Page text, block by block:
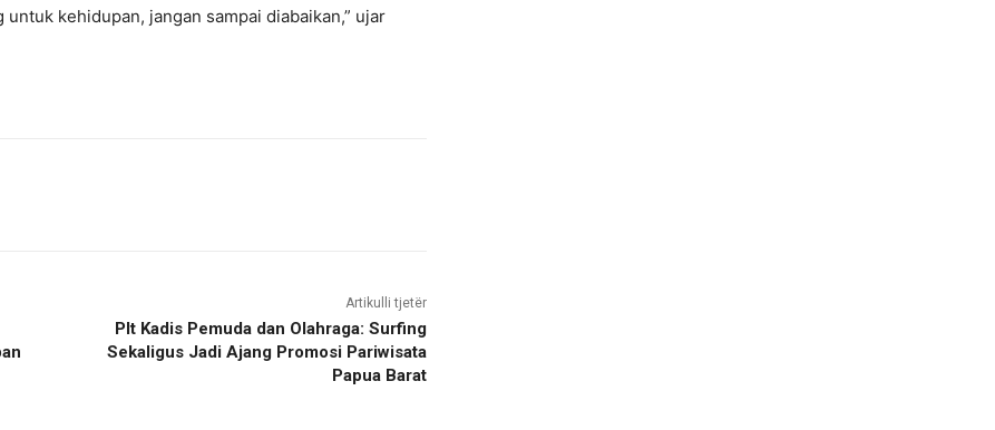
kehidupan, jangan sampai diabaikan,” ujar
Artikulli tjetër
Plt Kadis Pemuda dan Olahraga: Surfing
Sekaligus Jadi Ajang Promosi Pariwisata
Papua Barat